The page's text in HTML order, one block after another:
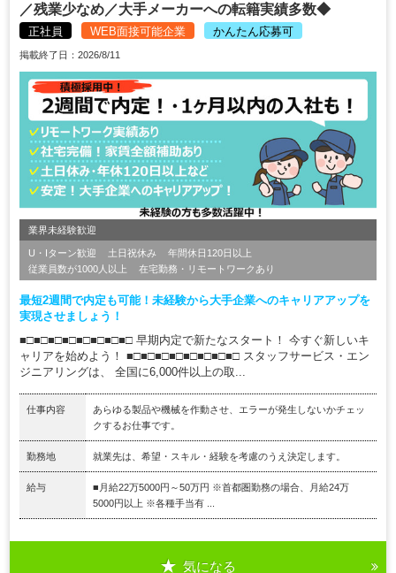
／残業少なめ／大手メーカーへの転籍実績多数◆
正社員 WEB面接可能企業 かんたん応募可
掲載終了日：2026/8/11
業界未経験歓迎
U・Iターン歓迎 土日祝休み
年間休日120日以上
従業員数が1000人以上
在宅勤務・リモートワークあり
最短2週間で内定も可能！未経験から大手企業へのキャリアアップを
実現させましょう！
■□■□■□■□■□■□■□■□ 早期内定で新たなスタート！ 今すぐ新しいキ
ャリアを始めよう！ ■□■□■□■□■□■□■□■□ スタッフサービス・エン
ジニアリングは、 全国に6,000件以上の取...
仕事内容
あらゆる製品や機械を作動させ、エラーが発生しないかチェッ
クするお仕事です。
勤務地 就業先は、希望・スキル・経験を考慮のうえ決定します。
給与
■月給22万5000円～50万円 ※首都圏勤務の場合、月給24万
5000円以上 ※各種手当有 ...
気になる